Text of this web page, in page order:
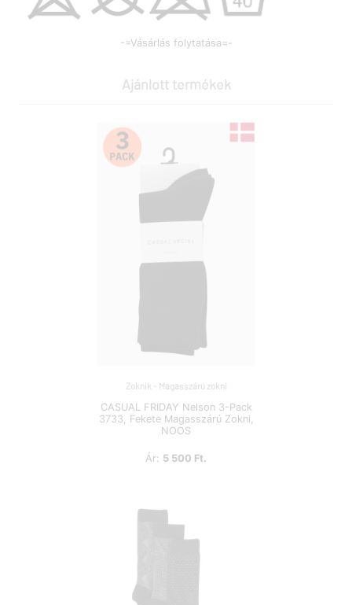
-=Vásárlás folytatása=-
Ajánlott termékek
Zoknik - Magasszárú zokni
CASUAL FRIDAY Nelson 3-Pack
3733, Fekete Magasszárú Zokni,
NOOS
Ár: 5 500 Ft.